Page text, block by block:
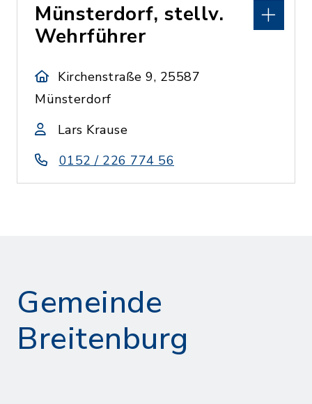
Münsterdorf, stellv.
Wehrführer
Kirchenstraße 9, 25587
Münsterdorf
Lars Krause
0152 / 226 774 56
Gemeinde
Breitenburg